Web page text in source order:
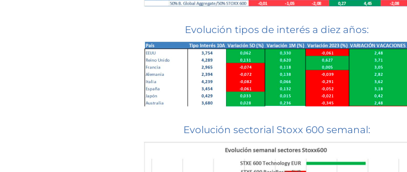
Evolución tipos de interés a diez años:
Evolución sectorial Stoxx 600 semanal: